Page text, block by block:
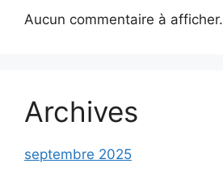
Aucun commentaire à afficher.
Archives
septembre 2025